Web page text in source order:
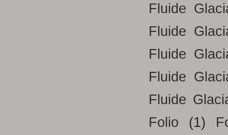
Fluide
Fluide
Fluide
Fluide
Fluide
Folio
(1)